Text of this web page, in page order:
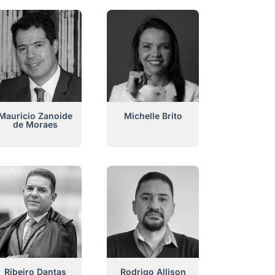
Zanoide
de Moraes
Michelle Brito
Ribeiro Dantas
Rodrigo Allison